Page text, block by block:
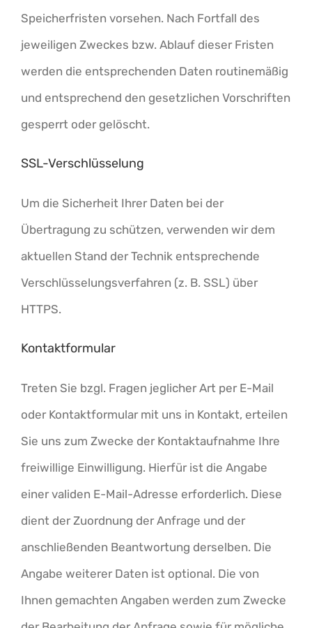
Speicherfristen vorsehen. Nach Fortfall des
jeweiligen Zweckes bzw. Ablauf dieser Fristen
werden die entsprechenden Daten routinemäßig
und entsprechend den gesetzlichen Vorschriften
gesperrt oder gelöscht.
SSL-Verschlüsselung
Um die Sicherheit Ihrer Daten bei der
Übertragung zu schützen, verwenden wir dem
aktuellen Stand der Technik entsprechende
Verschlüsselungsverfahren (z. B. SSL) über
HTTPS.
Kontaktformular
Treten Sie bzgl. Fragen jeglicher Art per E-Mail
oder Kontaktformular mit uns in Kontakt, erteilen
Sie uns zum Zwecke der Kontaktaufnahme Ihre
freiwillige Einwilligung. Hierfür ist die Angabe
einer validen E-Mail-Adresse erforderlich. Diese
dient der Zuordnung der Anfrage und der
anschließenden Beantwortung derselben. Die
Angabe weiterer Daten ist optional. Die von
Ihnen gemachten Angaben werden zum Zwecke